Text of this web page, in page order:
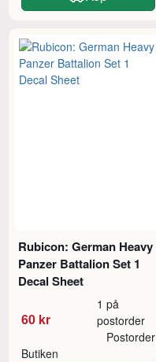
Rubicon: German Heavy
Panzer Battalion Set 1
Decal Sheet
60 kr
1 på
postorder
Butiken
Postorder